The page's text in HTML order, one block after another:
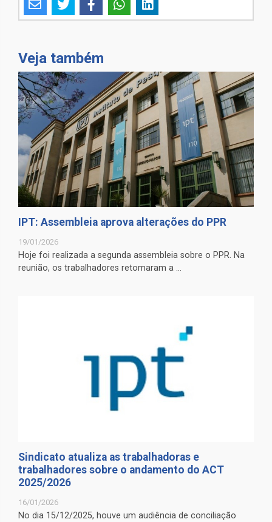
Veja também
IPT: Assembleia aprova alterações do PPR
19/01/2026
Hoje foi realizada a segunda assembleia sobre o PPR. Na
reunião, os trabalhadores retomaram a ...
Sindicato atualiza as trabalhadoras e
trabalhadores sobre o andamento do ACT
2025/2026
16/01/2026
No dia 15/12/2025, houve um audiência de conciliação